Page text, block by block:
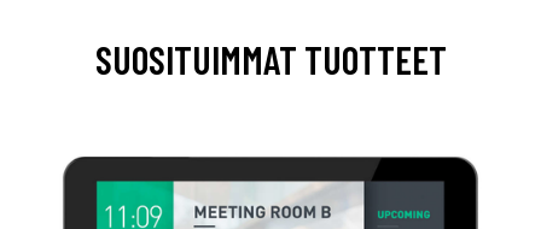
SUOSITUIMMAT TUOTTEET